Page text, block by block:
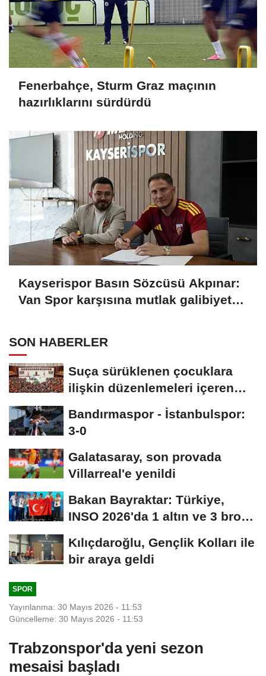
Fenerbahçe, Sturm Graz maçının
hazırlıklarını sürdürdü
Kayserispor Basın Sözcüsü Akpınar:
Van Spor karşısına mutlak galibiyet
SON HABERLER
Suça sürüklenen çocuklara
ilişkin düzenlemeleri içeren
Bandırmaspor - İstanbulspor:
3-0
Galatasaray, son provada
Villarreal'e yenildi
Bakan Bayraktar: Türkiye,
INSO 2026'da 1 altın ve 3 bronz
Kılıçdaroğlu, Gençlik Kolları ile
bir araya geldi
SPOR
Yayınlanma: 30 Mayıs 2026 - 11:53
Güncelleme: 30 Mayıs 2026 - 11:53
Trabzonspor'da yeni sezon
mesaisi başladı